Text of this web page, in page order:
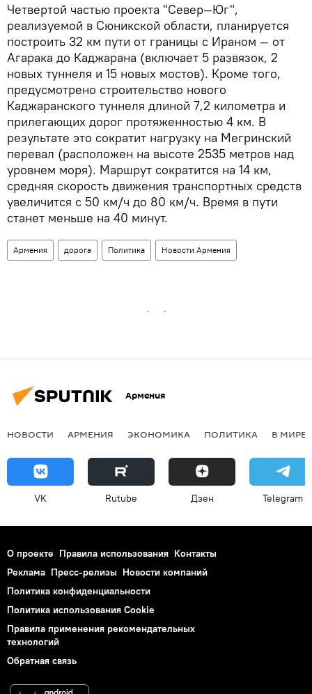
Четвертой частью проекта "Север—Юг",
реализуемой в Сюникской области, планируется
построить 32 км пути от границы с Ираном — от
Агарака до Каджарана (включает 5 развязок, 2
новых туннеля и 15 новых мостов). Кроме того,
предусмотрено строительство нового
Каджаранского туннеля длиной 7,2 километра и
прилегающих дорог протяженностью 4 км. В
результате это сократит нагрузку на Мегринский
перевал (расположен на высоте 2535 метров над
уровнем моря). Маршрут сократится на 14 км,
средняя скорость движения транспортных средств
увеличится с 50 км/ч до 80 км/ч. Время в пути
станет меньше на 40 минут.
Армения дорога Политика Новости Армения
Армения
НОВОСТИ АРМЕНИЯ ЭКОНОМИКА ПОЛИТИКА В МИРЕ
VK Rutube Дзен Telegram
О проекте Правила использования Контакты
Реклама Пресс-релизы Новости компаний
Политика конфиденциальности
Политика использования Cookie
Правила применения рекомендательных
технологий
Обратная связь